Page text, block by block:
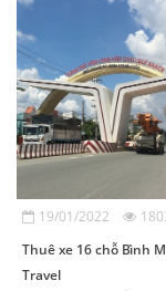
19/01/2022
Thuê xe 16 chỗ Bình
Travel